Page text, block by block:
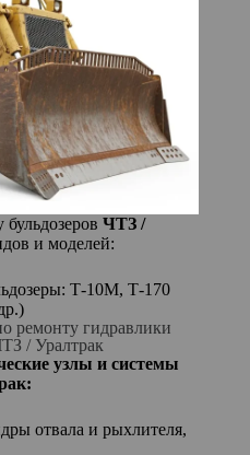
ЧТЗ /
и моделей:
Т-10М, Т-170
ремонту гидравлики
/ Уралтрак
узлы и системы
отвала и рыхлителя,